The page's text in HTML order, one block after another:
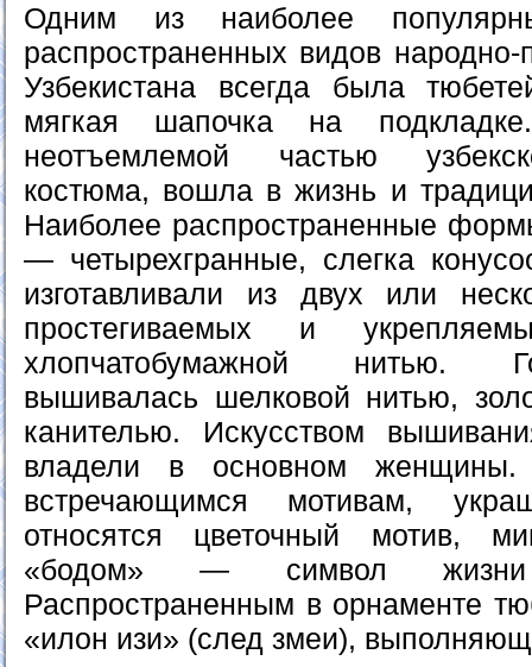
Одним из наиболее
распространенных видов народно-
Узбекистана всегда была
мягкая шапочка на
неотъемлемой частью
костюма, вошла в жизнь и
Наиболее распространенные
— четырехгранные, слегка
изготавливали из двух или
простегиваемых и
хлопчатобумажной нитью.
вышивалась шелковой нитью,
канителью. Искусством
владели в основном
встречающимся мотивам,
относятся цветочный мотив,
«бодом» — символ
Распространенным в орнаменте
«илон изи» (след змеи),